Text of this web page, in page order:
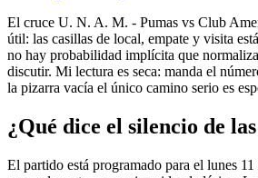
El cruce U. N. A. M. - Pumas vs Club
útil: las casillas de local, empate y visita
no hay probabilidad implícita que
discutir. Mi lectura es seca: manda el
la pizarra vacía el único camino serio es
¿Qué dice el silencio de
El partido está programado para el lunes